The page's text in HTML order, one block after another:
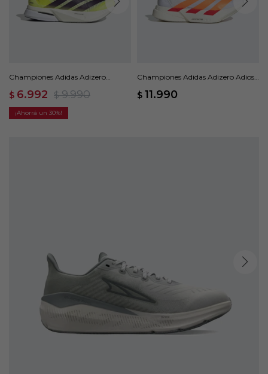
Championes Adidas Adizero
$ 6.992 $ 9.990
30
Championes Adidas Adizero Adios
$ 11.990